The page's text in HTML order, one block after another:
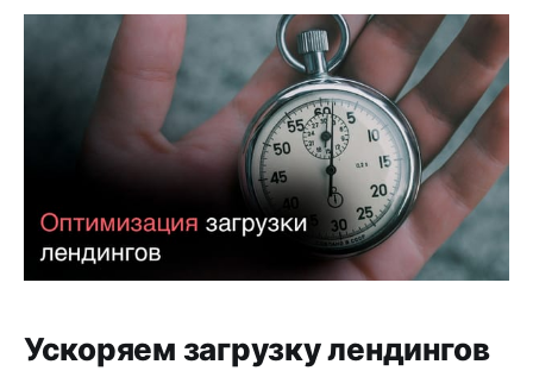
каком либо из этих сервисов! Более того я не
призываю Вас использовать какой либо
Ускоряем загрузку лендингов